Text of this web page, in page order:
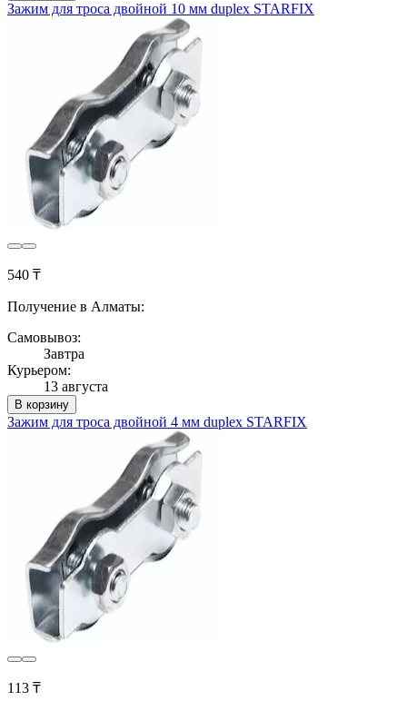
Зажим для троса двойной 10 мм duplex STARFIX
540 ₸
Получение в Алматы:
Самовывоз:
Завтра
Курьером:
13 августа
В корзину
Зажим для троса двойной 4 мм duplex STARFIX
113 ₸